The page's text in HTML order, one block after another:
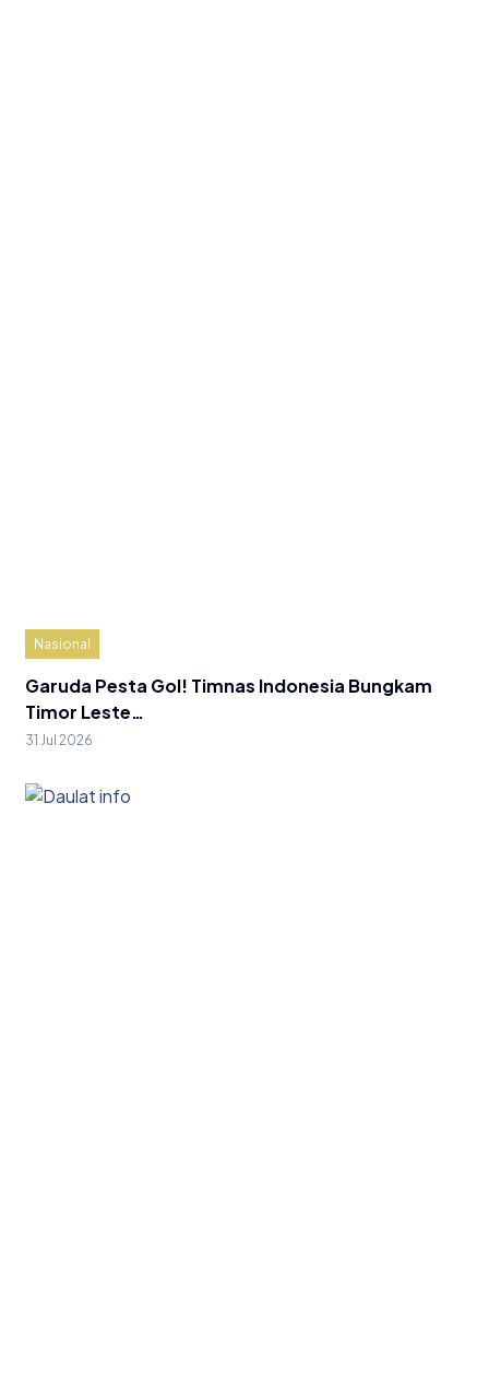
Nasional
Garuda Pesta Gol! Timnas Indonesia Bungkam
Timor Leste…
31 Jul 2026